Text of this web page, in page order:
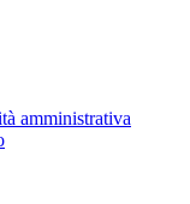
amministrativa